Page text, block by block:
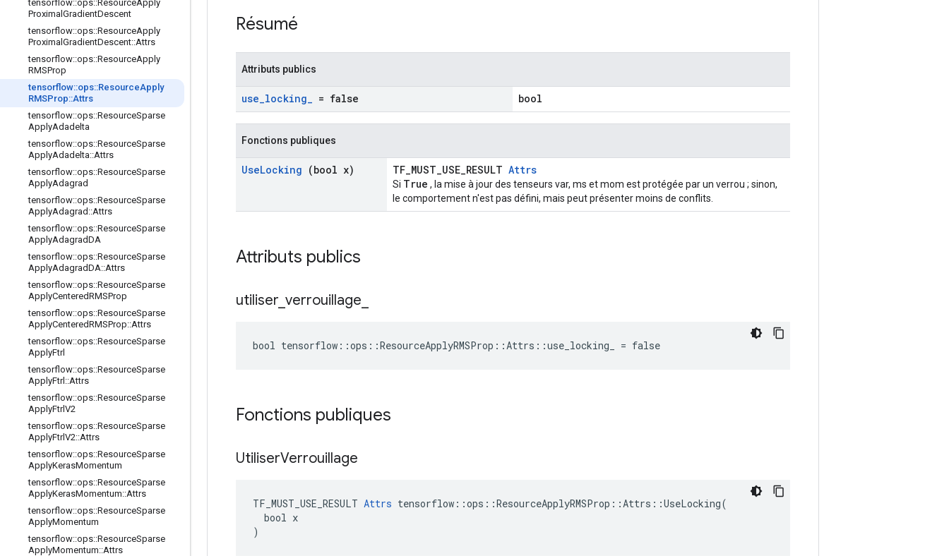
tensorflow::ops::ResourceApply
Proximal GradientDescent
tensorflow::ops::ResourceApply
Proximal GradientDescent::Attrs
tensorflow::ops::ResourceApply
RMSProp
tensorflow::ops::ResourceApply
RMSProp::Attrs
tensorflow::ops::ResourceSparse
ApplyAdadelta
tensorflow::ops::ResourceSparse
ApplyAdadelta::Attrs
tensorflow::ops::ResourceSparse
ApplyAdagrad
tensorflow::ops::ResourceSparse
ApplyAdagrad ::Attrs
tensorflow::ops::ResourceSparse
ApplyAdagradDA
tensorflow::ops::ResourceSparse
ApplyAdagradDA::Attrs
tensorflow::ops::ResourceSparse
ApplyCenteredRMSProp
tensorflow::ops::ResourceSparse
ApplyCenteredRMSProp::Attrs
tensorflow::ops::ResourceSparse
ApplyFtrl
tensorflow::ops::ResourceSparse
ApplyFtrl ::Attrs
tensorflow::ops::ResourceSparse
ApplyFtrlV2
tensorflow::ops::ResourceSparse
ApplyFtrlV2::Attrs
tensorflow::ops::ResourceSparse
ApplyKerasMomentum
tensorflow::ops::ResourceSparse
ApplyKerasMomentum::Attrs
tensorflow::ops::ResourceSparse
ApplyMomentum
tensorflow::ops::ResourceSparse
ApplyMomentum::Attrs
Résumé
Attributs publics
use_locking_ = false bool
Fonctions publiques
UseLocking (bool x) TF_MUST_USE_RESULT Attrs
Si True , la mise à jour des tenseurs var, ms et mom est protégée par un verrou ; sinon,
le comportement n'est pas défini, mais peut présenter moins de conflits.
Attributs publics
utiliser verrouillage
bool tensorflow::ops::ResourceApplyRMSProp::Attrs::use_locking_ = false
Fonctions publiques
UtiliserVerrouillage
TF_MUST_USE_RESULT Attrs tensorflow::ops::ResourceApplyRMSProp::Attrs::UseLocking(
  bool x
)